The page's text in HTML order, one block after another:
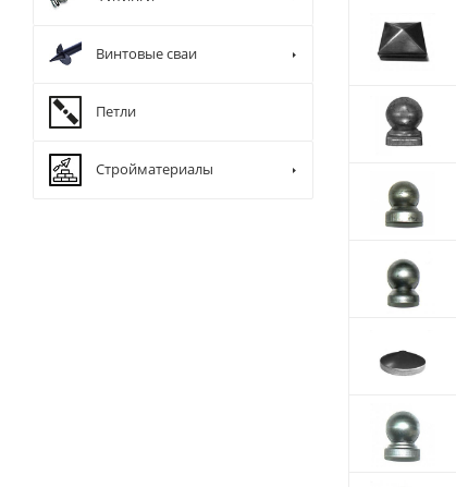
Винтовые сваи
Петли
Стройматериалы